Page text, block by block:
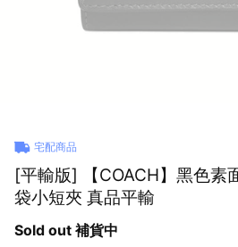
宅配商品
[平輸版] 【COACH】黑色素
袋小短夾 真品平輸
Sold out 補貨中